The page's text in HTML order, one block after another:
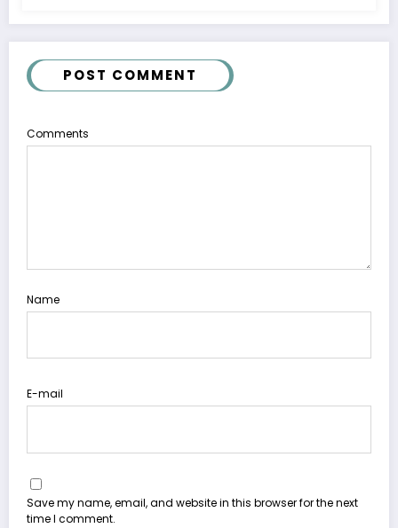
POST COMMENT
Comments
Name
E-mail
Save my name, email, and website in this browser for the next
time I comment.